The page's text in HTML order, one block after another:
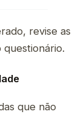
revise as
que não